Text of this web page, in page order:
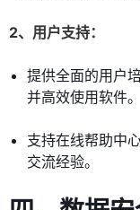
2、用户支持：
提供全面的用户
并高效使用软件。
支持在线帮助中
交流经验。